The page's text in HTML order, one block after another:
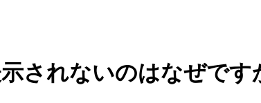
されないのはなぜです